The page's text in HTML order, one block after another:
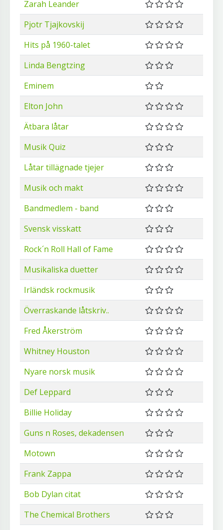
Zarah Leander
Pjotr Tjajkovskij
Hits på 1960-talet
Linda Bengtzing
Eminem
Elton John
Ätbara låtar
Musik Quiz
Låtar tillägnade tjejer
Musik och makt
Bandmedlem - band
Svensk visskatt
Rock´n Roll Hall of Fame
Musikaliska duetter
Irländsk rockmusik
Överraskande låtskriv..
Fred Åkerström
Whitney Houston
Nyare norsk musik
Def Leppard
Billie Holiday
Guns n Roses, dekadensen
Motown
Frank Zappa
Bob Dylan citat
The Chemical Brothers